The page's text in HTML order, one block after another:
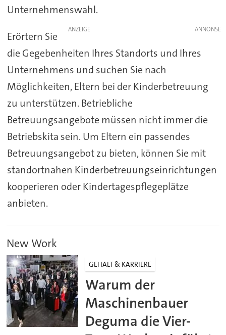
Unternehmenswahl.
ANZEIGE
Erörtern Sie
die Gegebenheiten Ihres Standorts und Ihres
Unternehmens und suchen Sie nach
Möglichkeiten, Eltern bei der Kinderbetreuung
zu unterstützen. Betriebliche
Betreuungsangebote müssen nicht immer die
Betriebskita sein. Um Eltern ein passendes
Betreuungsangebot zu bieten, können Sie mit
standortnahen Kinderbetreuungseinrichtungen
kooperieren oder Kindertagespflegeplätze
anbieten.
New Work
GEHALT & KARRIERE
Warum der
Maschinenbauer
Deguma die Vier-